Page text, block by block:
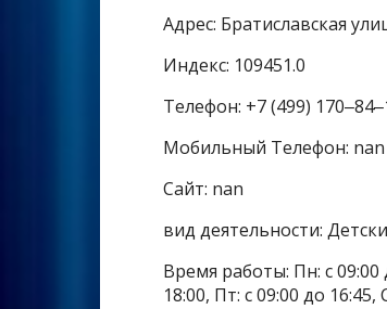
Адрес: Братиславская
Индекс: 109451.0
Телефон: +7 (499)
Мобильный Телефон: nan
Сайт: nan
вид деятельности:
Время работы: Пн: с 09:00
18:00, Пт: с 09:00 до